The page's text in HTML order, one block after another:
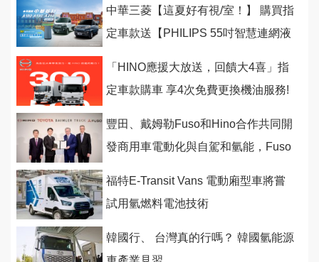
中華三菱【這夏好有視/室！】 購買指
定車款送【PHILIPS 55吋智慧連網液
「HINO應援大放送，回饋大4喜」指
定車款購車 享4次免費更換機油服務!
豐田、戴姆勒Fuso和Hino合作共同開
發商用車電動化與自駕和氫能，Fuso
福特E-Transit Vans 電動廂型車將嘗
試用氫燃料電池技術
韓國行、 台灣真的行嗎？ 韓國氫能源